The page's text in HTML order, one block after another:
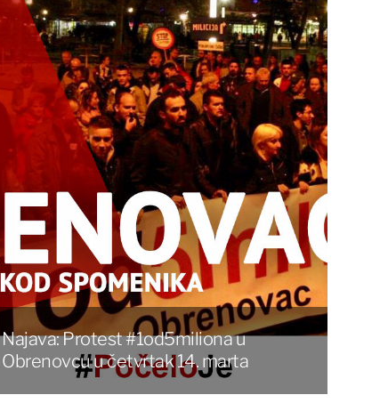
Najava: Protest #1od5miliona u
Obrenovcu u četvrtak 14. marta